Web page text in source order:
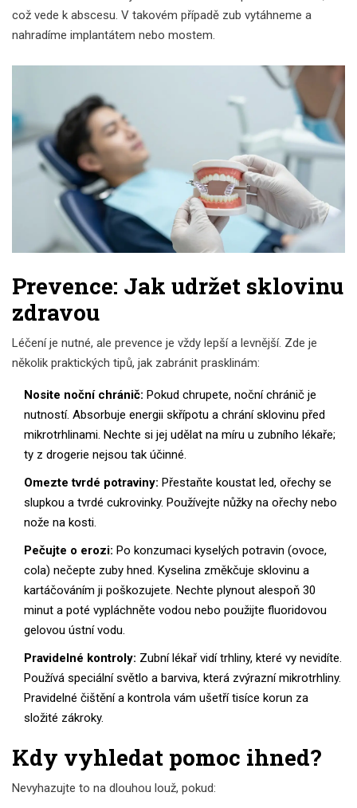
což vede k abscesu. V takovém případě zub vytáhneme a
nahradíme implantátem nebo mostem.
Prevence: Jak udržet sklovinu
zdravou
Léčení je nutné, ale prevence je vždy lepší a levnější. Zde je
několik praktických tipů, jak zabránit prasklinám:
Nosite noční chránič: Pokud chrupete, noční chránič je
nutností. Absorbuje energii skřípotu a chrání sklovinu před
mikrotrhlinami. Nechte si jej udělat na míru u zubního lékaře;
ty z drogerie nejsou tak účinné.
Omezte tvrdé potraviny: Přestaňte koustat led, ořechy se
slupkou a tvrdé cukrovinky. Používejte nůžky na ořechy nebo
nože na kosti.
Pečujte o erozi: Po konzumaci kyselých potravin (ovoce,
cola) nečepte zuby hned. Kyselina změkčuje sklovinu a
kartáčováním ji poškozujete. Nechte plynout alespoň 30
minut a poté vypláchněte vodou nebo použijte fluoridovou
gelovou ústní vodu.
Pravidelné kontroly: Zubní lékař vidí trhliny, které vy nevidíte.
Používá speciální světlo a barviva, která zvýrazní mikrotrhliny.
Pravidelné čištění a kontrola vám ušetří tisíce korun za
složité zákroky.
Kdy vyhledat pomoc ihned?
Nevyhazujte to na dlouhou louž, pokud: